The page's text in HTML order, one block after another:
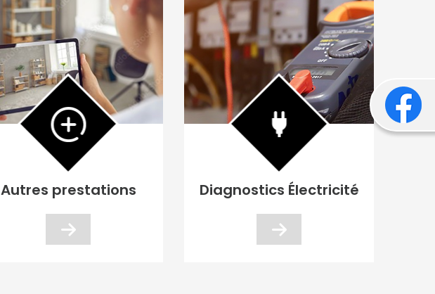
Autres prestations Diagnostics Électricité